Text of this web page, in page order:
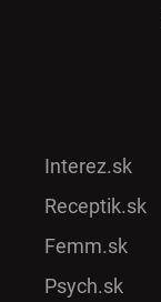
Interez.sk
Receptik.sk
Femm.sk
Psych.sk